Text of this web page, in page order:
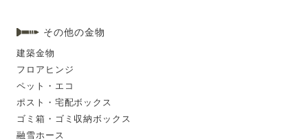
その他の金物
建築金物
フロアヒンジ
ペット・エコ
ポスト・宅配ボックス
ゴミ箱・ゴミ収納ボックス
融雪ホース